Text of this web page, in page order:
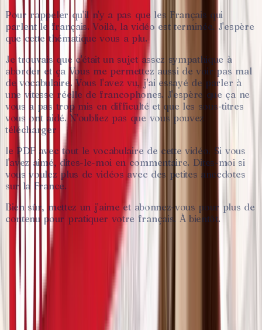
Pour rappeler qu'il n'y a pas que les Français qui
parlent le français. Voilà, la vidéo est terminée. J'espère
que cette thématique vous a plu.
Je trouvais que c'était un sujet assez sympathique à
aborder et ça Vous me permettez aussi de voir pas mal
de vocabulaire. Vous l'avez vu, j'ai essayé de parler à
une vitesse réelle de francophones. J'espère que ça ne
vous a pas trop mis en difficulté et que les sous-titres
vous ont aidé. N'oubliez pas que vous pouvez
télécharger
le PDF avec tout le vocabulaire de cette vidéo. Si vous
l'avez aimé, dites-le-moi en commentaire. Dites-moi si
vous voulez plus de vidéos avec des petites anecdotes
sur la France.
Bien sûr, mettez un j'aime et abonnez-vous pour plus de
contenu pour pratiquer votre français. À bientôt.
♥
Lis la fiche complète, sauvegarde tes
mots.
Crée un compte gratuit en 30 secondes
vocabulaire complet, les flashcards et la transcription complète.